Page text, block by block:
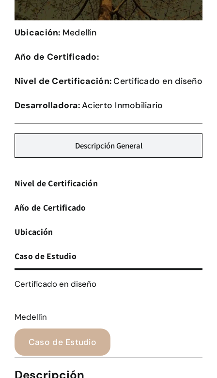
Herramientas
Credenciales
Ubicación: Medellín
Año de Certificado:
Nivel de Certificación:Certificado en diseño
Desarrolladora:Acierto Inmobiliario
Descripción General
Nivel de Certificación
Año de Certificado
Ubicación
Caso de Estudio
Certificado en diseño
Medellín
Caso de Estudio